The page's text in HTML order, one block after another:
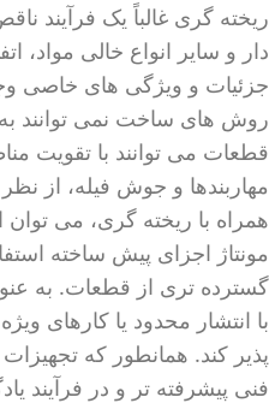
ریخته گری غالباً یک فرآیند
دار و سایر انواع خالی مواد،
جزئیات و ویژگی های خاصی
روش های ساخت نمی توانند به
قطعات می توانند با تقویت
مهاربندها و جوش فیله، از
همراه با ریخته گری، می توان
مونتاژ اجزای پیش ساخته
گسترده تری از قطعات. به
با انتشار محدود یا کارهای
فنی پیشرفته تر و در فرآیند